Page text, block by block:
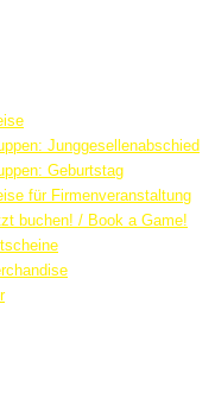
Junggesellenabschied
Geburtstag
für Firmenveranstaltung
buchen! / Book a Game!